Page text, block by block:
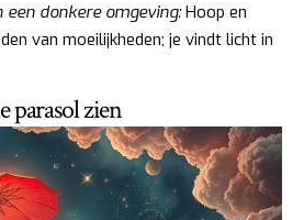
donkere omgeving:Hoop en
van moeilijkheden; je vindt licht in
parasol zien